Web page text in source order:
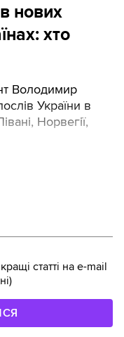
нових
хто
Володимир
України в
Норвегії,
статті на e-mail